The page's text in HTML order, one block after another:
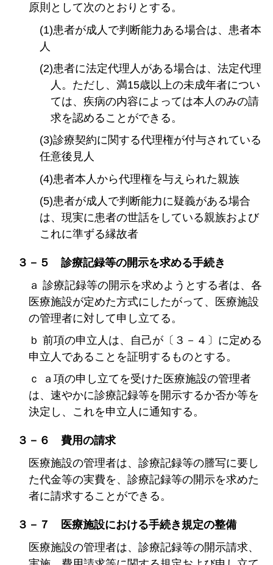
原則として次のとおりとする。
(1)患者が成人で判断能力ある場合は、患者本
人
(2)患者に法定代理人がある場合は、法定代理
人。ただし、満15歳以上の未成年者につい
ては、疾病の内容によっては本人のみの請
求を認めることができる。
(3)診療契約に関する代理権が付与されている
任意後見人
(4)患者本人から代理権を与えられた親族
(5)患者が成人で判断能力に疑義がある場合
は、現実に患者の世話をしている親族および
これに準ずる縁故者
３－５ 診療記録等の開示を求める手続き
ａ 診療記録等の開示を求めようとする者は、各
医療施設が定めた方式にしたがって、医療施設
の管理者に対して申し立てる。
ｂ 前項の申立人は、自己が〔３－４〕に定める
申立人であることを証明するものとする。
ｃ ａ項の申し立てを受けた医療施設の管理者
は、速やかに診療記録等を開示するか否か等を
決定し、これを申立人に通知する。
３－６ 費用の請求
医療施設の管理者は、診療記録等の謄写に要し
た代金等の実費を、診療記録等の開示を求めた
者に請求することができる。
３－７ 医療施設における手続き規定の整備
医療施設の管理者は、診療記録等の開示請求、